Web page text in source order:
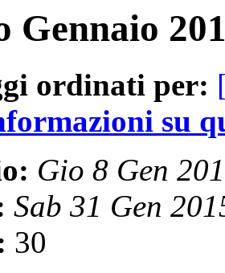
Gennaio
ordinati per:
su
Gio 8 Gen
Sab 31 Gen
30